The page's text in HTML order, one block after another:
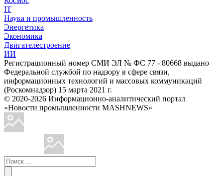
IT
Наука и промышленность
Энергетика
Экономика
Двигателестроение
ИИ
Регистрационный номер СМИ ЭЛ № ФС 77 - 80668 выдано
Федеральной службой по надзору в сфере связи,
информационных технологий и массовых коммуникаций
(Роскомнадзор) 15 марта 2021 г.
© 2020-2026 Информационно-аналитический портал
«Новости промышленности MASHNEWS»